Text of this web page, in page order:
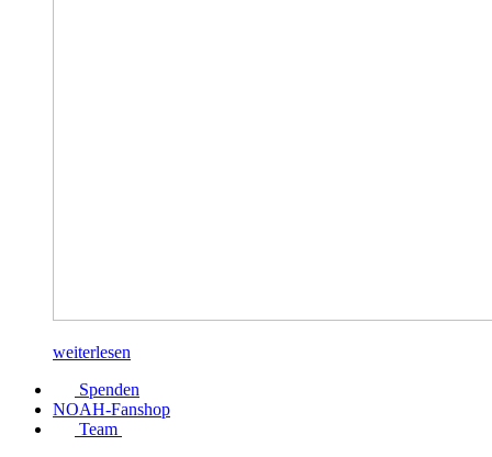
weiterlesen
Spenden
NOAH-Fanshop
Team